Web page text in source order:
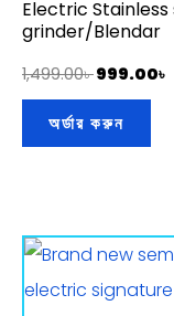
Electric Stainless
grinder/Blendar
1,499.00৳999.00৳
অর্ডার করুন
Original
price
was: